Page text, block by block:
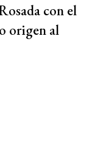
con el
origen al